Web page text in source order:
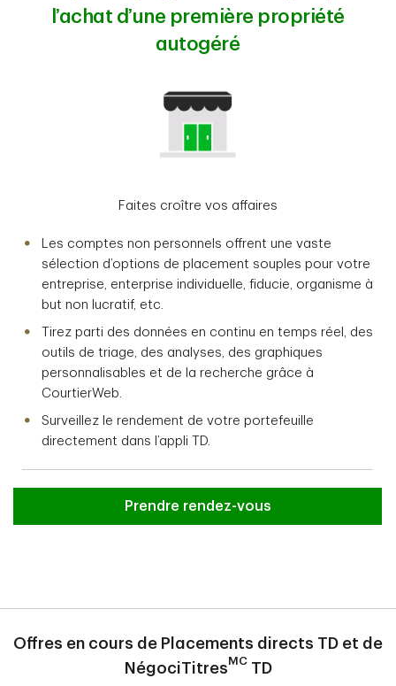
l’achat d’une première propriété
autogéré
Faites croître vos affaires
Les comptes non personnels offrent une vaste
sélection d’options de placement souples pour votre
entreprise, enterprise individuelle, fiducie, organisme à
but non lucratif, etc.
Tirez parti des données en continu en temps réel, des
outils de triage, des analyses, des graphiques
personnalisables et de la recherche grâce à
CourtierWeb.
Surveillez le rendement de votre portefeuille
directement dans l’appli TD.
Prendre rendez-vous
Offres en cours de Placements directs TD et de
NégociTitresMCTD